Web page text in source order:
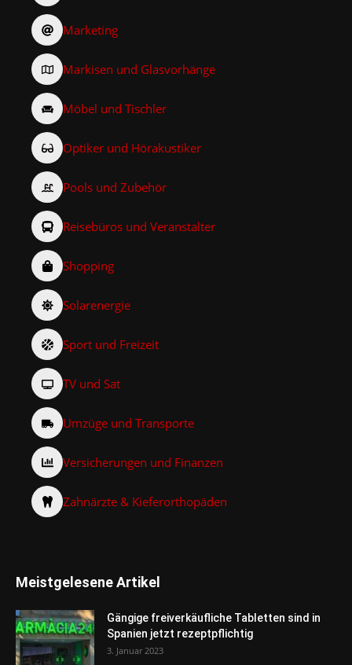
Marketing
Markisen und Glasvorhänge
Möbel und Tischler
Optiker und Hörakustiker
Pools und Zubehör
Reisebüros und Veranstalter
Shopping
Solarenergie
Sport und Freizeit
TV und Sat
Umzüge und Transporte
Versicherungen und Finanzen
Zahnärzte & Kieferorthopäden
Meistgelesene Artikel
Gängige freiverkäufliche Tabletten sind in
Spanien jetzt rezeptpflichtig
3. Januar 2023